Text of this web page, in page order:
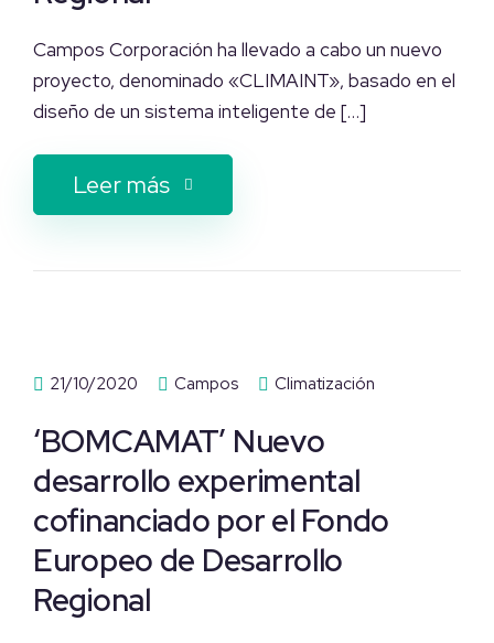
Campos Corporación ha llevado a cabo un nuevo
proyecto, denominado «CLIMAINT», basado en el
diseño de un sistema inteligente de […]
Leer más
21/10/2020 Campos Climatización
‘BOMCAMAT’ Nuevo
desarrollo experimental
cofinanciado por el Fondo
Europeo de Desarrollo
Regional